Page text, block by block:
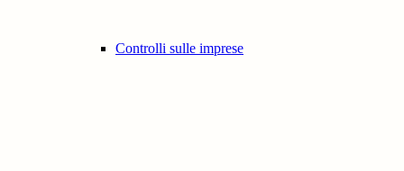
Controlli sulle imprese